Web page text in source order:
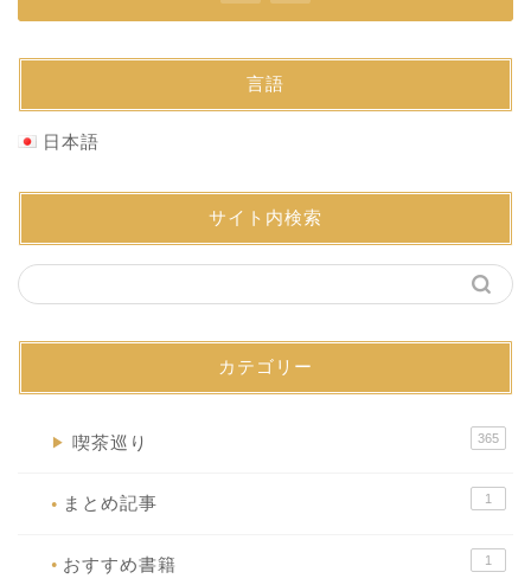
言語
日本語
サイト内検索
カテゴリー
▶ 喫茶巡り 365
● まとめ記事 1
● おすすめ書籍 1